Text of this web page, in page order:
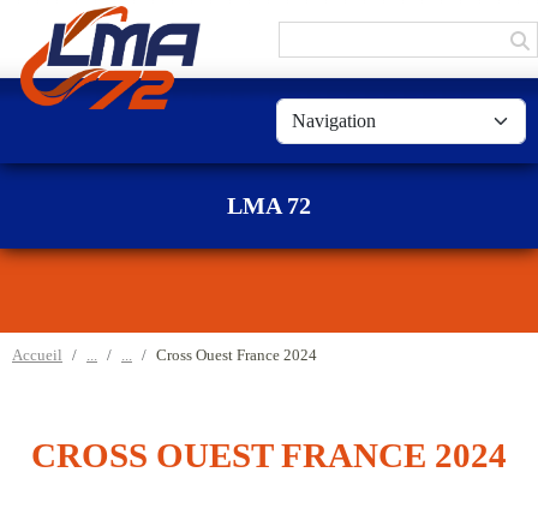
LMA 72
Accueil Cross Ouest France 2024
CROSS OUEST FRANCE 2024
Panneau de gestion des cookies